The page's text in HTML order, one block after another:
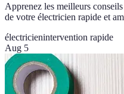
Apprenez les meilleurs
de votre électricien rapide et
électricienintervention rapide
Aug 5